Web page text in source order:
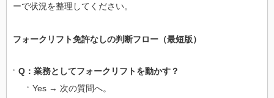
ーで状況を整理してください。
フォークリフト免許なしの判断フロー（最短版）
Q：業務としてフォークリフトを動かす？
Yes → 次の質問へ。